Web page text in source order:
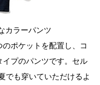
カラーパンツ
ポケットを配置し、コ
プのパンツです。セル
でも穿いていただけるよ